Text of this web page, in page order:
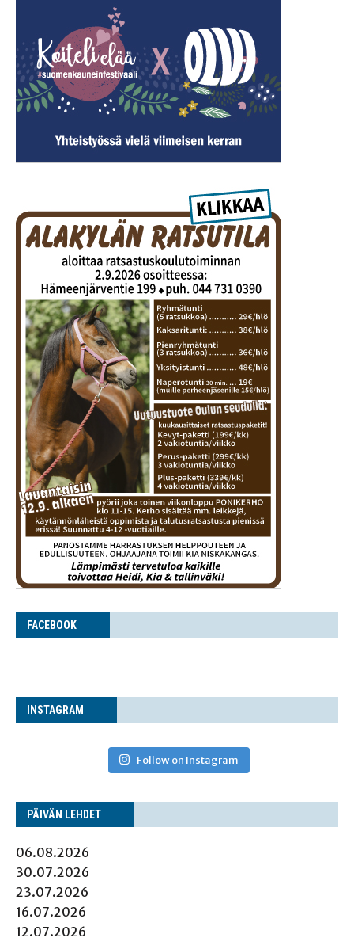
FACE­BOOK
INS­TA­GRAM
Follow on Instagram
PÄI­VÄN LEHDET
06.08.2026
30.07.2026
23.07.2026
16.07.2026
12.07.2026